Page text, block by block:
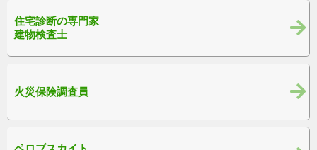
住宅診断の専門家
建物検査士
火災保険調査員